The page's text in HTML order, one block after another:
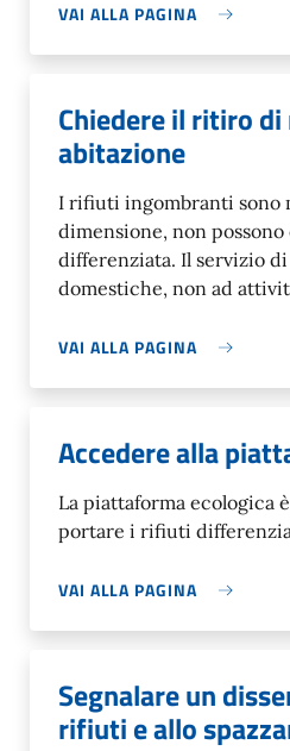
VAI ALLA PAGINA
Chiedere il ritiro
abitazione
I rifiuti ingombranti sono
dimensione, non
differenziata. Il servizio
domestiche, non ad
VAI ALLA PAGINA
Accedere alla
La piattaforma ecologica
portare i rifiuti
VAI ALLA PAGINA
Segnalare un
rifiuti e allo